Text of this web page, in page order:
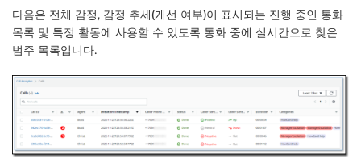
다음은 전체 감정, 감정 추세(개선 여부)이 표시되는 진행 중인 통화
목록 및 특정 활동에 사용할 수 있도록 통화 중에 실시간으로 찾은
범주 목록입니다.